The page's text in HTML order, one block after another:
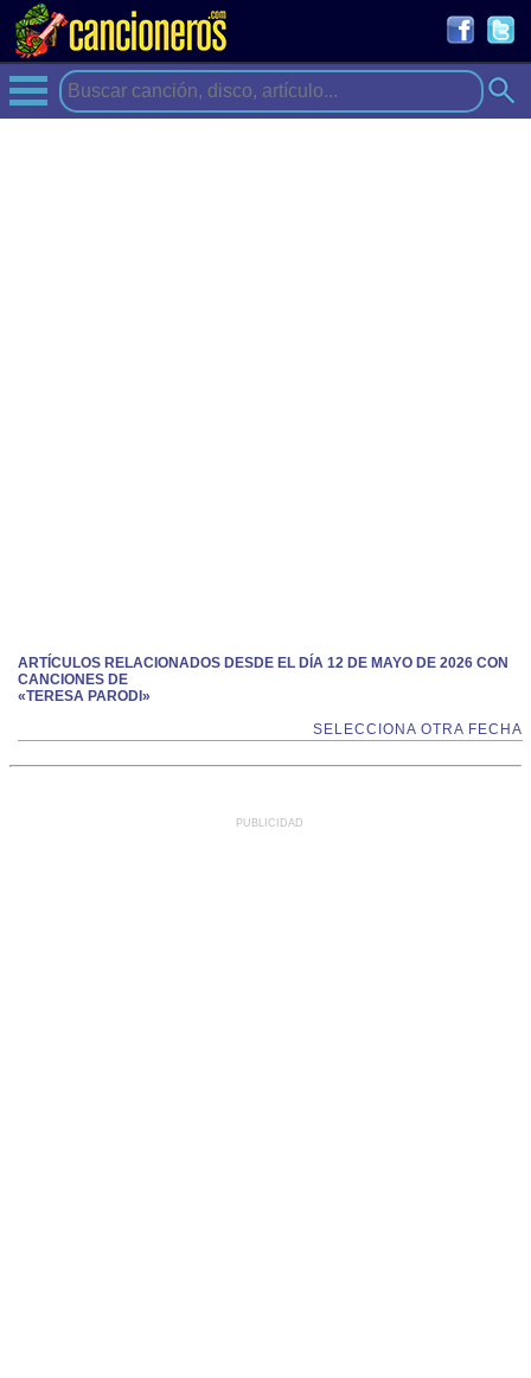
ARTÍCULOS RELACIONADOS DESDE EL DÍA 12 DE MAYO DE 2026 CON
CANCIONES DE
«TERESA PARODI»
SELECCIONA OTRA FECHA
PUBLICIDAD